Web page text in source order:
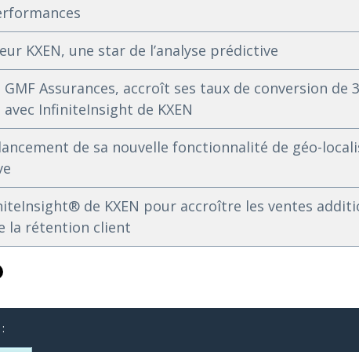
KXEN, une star de l’analyse prédictive
GMF Assurances, accroît ses taux de conversion de
InfiniteInsight de KXEN
lancement de sa nouvelle fonctionnalité de géo-
de KXEN pour accroître les ventes
la rétention client